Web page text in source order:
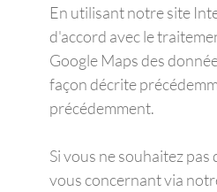
En utilisant notre site
d'accord avec le
Google Maps des
façon décrite
précédemment.
Si vous ne souhaitez
vous concernant via